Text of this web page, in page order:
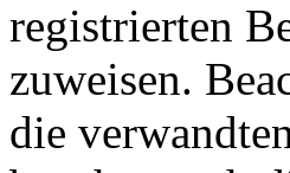
registrierten
zuweisen.
die